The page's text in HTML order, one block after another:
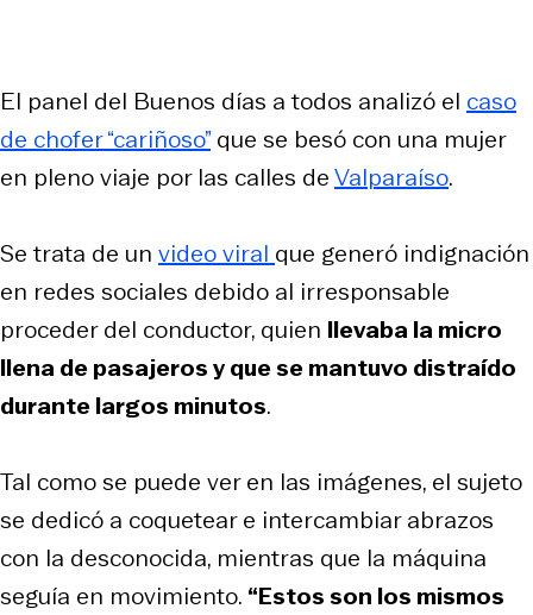
El panel del Buenos días a todos analizó el caso
de chofer “cariñoso” que se besó con una mujer
en pleno viaje por las calles deValparaíso.
Se trata de un video viral que generó indignación
en redes sociales debido al irresponsable
proceder del conductor, quien llevaba la micro
llena de pasajeros y que se mantuvo distraído
durante largos minutos.
Tal como se puede ver en las imágenes, el sujeto
se dedicó a coquetear e intercambiar abrazos
con la desconocida, mientras que la máquina
seguía en movimiento. “Estos son los mismos